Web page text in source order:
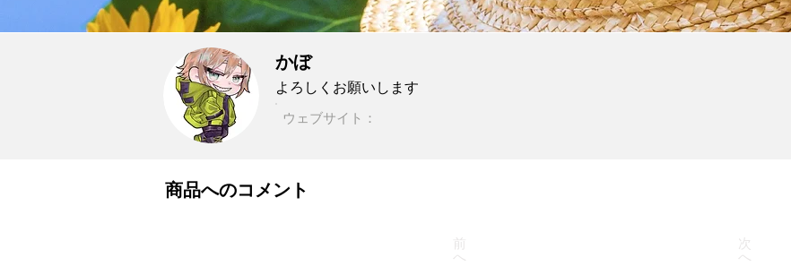
かぼ
よろしくお願いします
ウェブサイト：
商品へのコメント
前
へ
次
へ